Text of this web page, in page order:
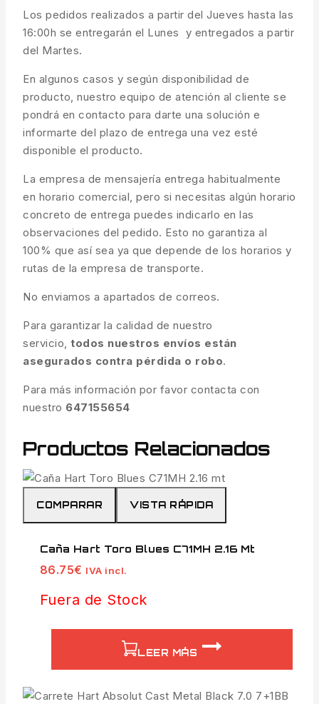
Los pedidos realizados a partir del Jueves hasta las
16:00h se entregarán el Lunes y entregados a partir
del Martes.
En algunos casos y según disponibilidad de
producto, nuestro equipo de atención al cliente se
pondrá en contacto para darte una solución e
informarte del plazo de entrega una vez esté
disponible el producto.
La empresa de mensajería entrega habitualmente
en horario comercial, pero si necesitas algún horario
concreto de entrega puedes indicarlo en las
observaciones del pedido. Esto no garantiza al
100% que así sea ya que depende de los horarios y
rutas de la empresa de transporte.
No enviamos a apartados de correos.
Para garantizar la calidad de nuestro
servicio, todos nuestros envíos están
asegurados contra pérdida o robo.
Para más información por favor contacta con
nuestro 647155654
Productos Relacionados
COMPARAR VISTA RÁPIDA
Caña Hart Toro Blues C71MH 2.16 Mt
86.75€ IVA incl.
Fuera de Stock
LEER MÁS